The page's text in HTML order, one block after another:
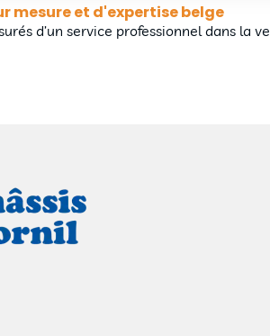
mesure et d'expertise belge
d’un service professionnel dans